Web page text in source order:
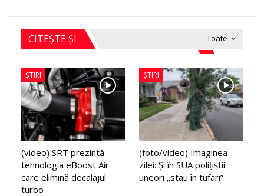
Toate
CITEȘTE ȘI
ȘTIRI
(video) SRT prezintă
tehnologia eBoost Air
care elimină decalajul
turbo
ȘTIRI
(foto/video) Imaginea
zilei: Și în SUA polițiștii
uneori „stau în tufari”